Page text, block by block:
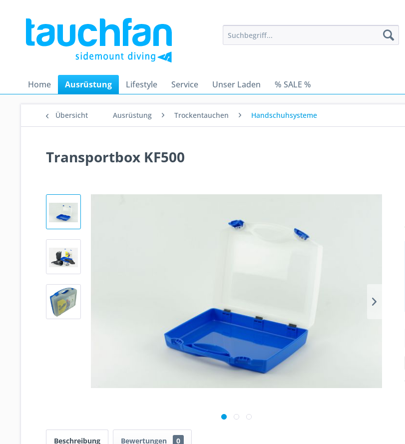
Home Ausrüstung Lifestyle Service Unser Laden % SALE %
Übersicht Ausrüstung Trockentauchen Handschuhsysteme
Transportbox KF500
Beschreibung Bewertungen 0